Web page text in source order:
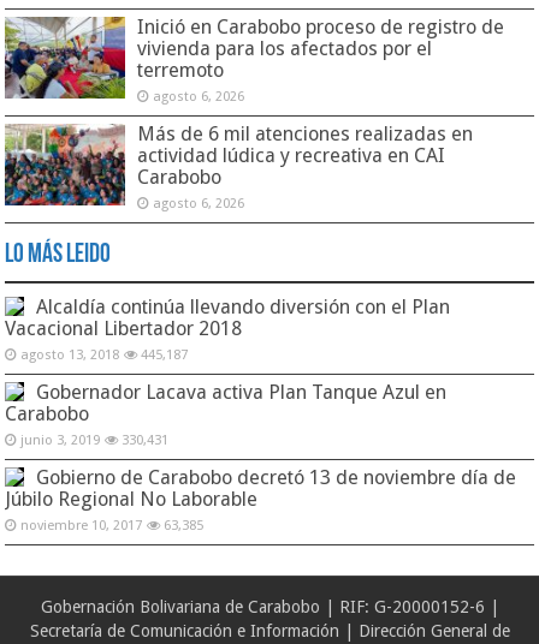
Inició en Carabobo proceso de registro de
vivienda para los afectados por el
terremoto
agosto 6, 2026
Más de 6 mil atenciones realizadas en
actividad lúdica y recreativa en CAI
Carabobo
agosto 6, 2026
Lo Más Leido
Alcaldía continúa llevando diversión con el Plan
Vacacional Libertador 2018
agosto 13, 2018 445,187
Gobernador Lacava activa Plan Tanque Azul en
Carabobo
junio 3, 2019 330,431
Gobierno de Carabobo decretó 13 de noviembre día de
Júbilo Regional No Laborable
noviembre 10, 2017 63,385
Gobernación Bolivariana de Carabobo | RIF: G-20000152-6 |
Secretaría de Comunicación e Información | Dirección General de